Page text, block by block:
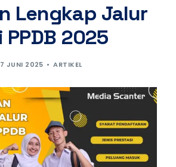
Lengkap Jalur
2025
JUNI 2025 ARTIKEL